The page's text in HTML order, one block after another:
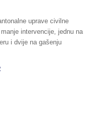
uprave civilne
intervencije, jednu na
i dvije na gašenju